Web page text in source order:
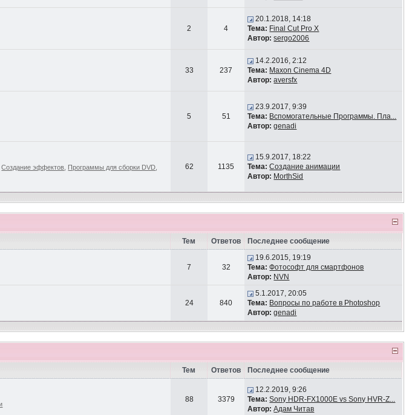
2 4
20.1.2018, 14:18
Тема: Final Cut Pro X
Автор: sergo2006
33 237
14.2.2016, 2:12
Тема: Maxon Cinema 4D
Автор: aversfx
5 51
23.9.2017, 9:39
Тема: Вспомогательные Программы. Пла...
Автор: genadi
,Создание эффектов Программы для сборки DVD 62 1135
15.9.2017, 18:22
Тема: Создание анимации
Автор: MorthSid
Тем Ответов Последнее сообщение
7 32
19.6.2015, 19:19
Тема: Фотософт для смартфонов
Автор: NVN
24 840
5.1.2017, 20:05
Тема: Вопросы по работе в Photoshop
Автор: genadi
Тем Ответов
Последнее сообщение
88 3379
12.2.2019, 9:26
Тема: Sony HDR-FX1000E vs Sony HVR-Z...
Автор: Адам Читав